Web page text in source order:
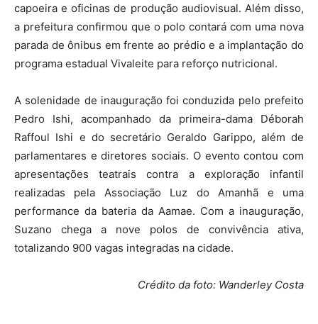
capoeira e oficinas de produção audiovisual. Além disso,
a prefeitura confirmou que o polo contará com uma nova
parada de ônibus em frente ao prédio e a implantação do
programa estadual Vivaleite para reforço nutricional.
A solenidade de inauguração foi conduzida pelo prefeito
Pedro Ishi, acompanhado da primeira-dama Déborah
Raffoul Ishi e do secretário Geraldo Garippo, além de
parlamentares e diretores sociais. O evento contou com
apresentações teatrais contra a exploração infantil
realizadas pela Associação Luz do Amanhã e uma
performance da bateria da Aamae. Com a inauguração,
Suzano chega a nove polos de convivência ativa,
totalizando 900 vagas integradas na cidade.
Crédito da foto: Wanderley Costa